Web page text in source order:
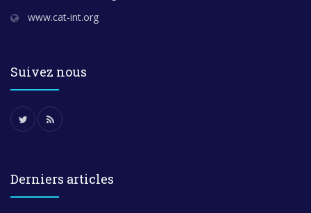
www.cat-int.org
Suivez nous
Derniers articles